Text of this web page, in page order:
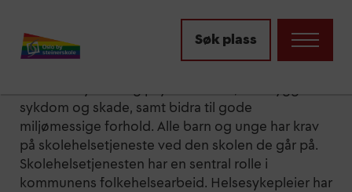
Søk plass
Skolehelsetjenesten
sykdom og skade, samt bidra til gode
miljømessige forhold. Alle barn og unge har krav
på skolehelsetjeneste ved den skolen de går på.
Skolehelsetjenesten har en sentral rolle i
kommunens folkehelsearbeid. Helsesykepleier har